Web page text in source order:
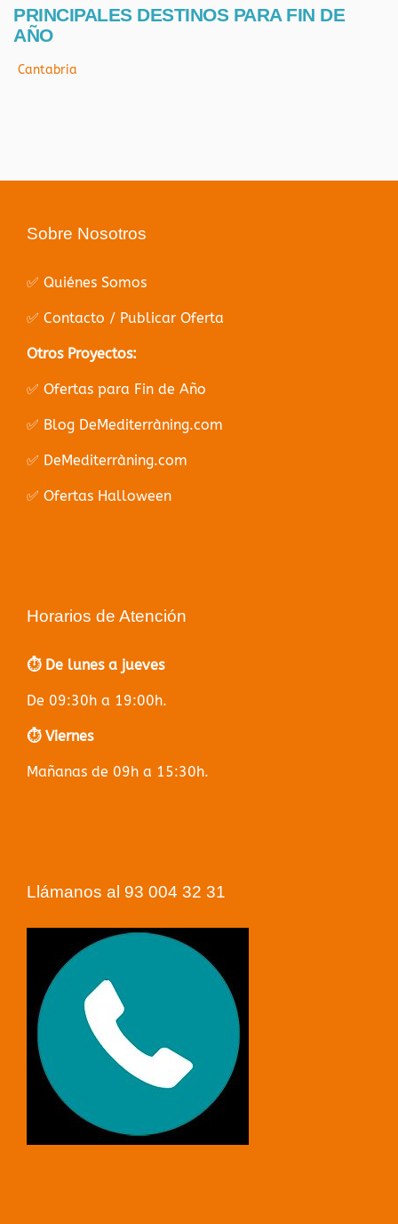
PRINCIPALES DESTINOS PARA FIN DE
AÑO
Cantabria
Sobre Nosotros
✅ Quiénes Somos
✅ Contacto / Publicar Oferta
Otros Proyectos:
✅ Ofertas para Fin de Año
✅ Blog DeMediterràning.com
✅ DeMediterràning.com
✅ Ofertas Halloween
Horarios de Atención
⏱️ De lunes a jueves
De 09:30h a 19:00h.
⏱️ Viernes
Mañanas de 09h a 15:30h.
Llámanos al 93 004 32 31